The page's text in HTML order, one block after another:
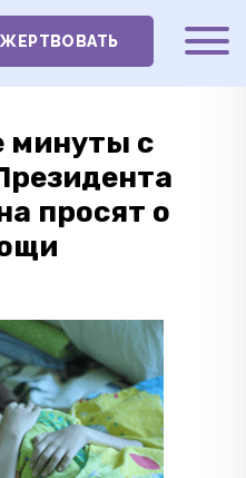
минуты с
просят о